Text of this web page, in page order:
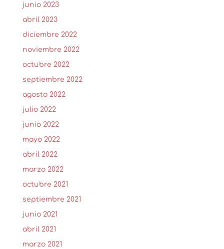
junio 2023
abril 2023
diciembre 2022
noviembre 2022
octubre 2022
septiembre 2022
agosto 2022
julio 2022
junio 2022
mayo 2022
abril 2022
marzo 2022
octubre 2021
septiembre 2021
junio 2021
abril 2021
marzo 2021